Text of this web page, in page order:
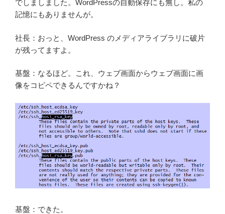
でしましました。WordPressの自動保存にも無し。私の
記憶にもありませんが。
社長：おっと、WordPress のメディアライブラリに破片
が残ってますよ。
基盤：なるほど。これ、ウェブ画面からウェブ画面に画
像をコピペできるんですかね？
基盤：できた。